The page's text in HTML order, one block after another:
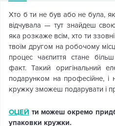
Хто б ти не був або не була,
відчувала — тут знайдеш
яка розкаже всім, хто ти
твоїм другом на робочому
процес чаєпиття стане
факт. Такий оригінальний
подарунком на професійне, і
кружку зможеш подарувати і
ОЦЕЙ ти можеш окремо
упаковки кружки.